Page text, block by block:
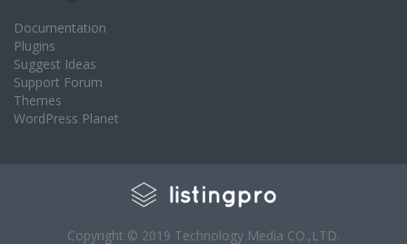
Documentation
Plugins
Suggest Ideas
Support Forum
Themes
WordPress Planet
Copyright © 2019 Technology Media CO.,LTD.